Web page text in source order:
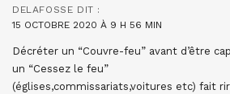
DELAFOSSE DIT :
15 OCTOBRE 2020 À 9 H 56 MIN
Décréter un “Couvre-feu” avant d’être
un “Cessez le feu”
(églises,commissariats,voitures etc) fait